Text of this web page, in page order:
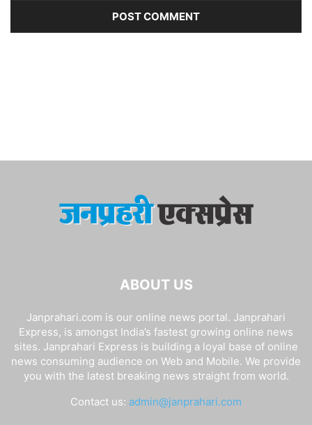
ABOUT US
Janprahari.com is our online news portal. Janprahari
Express, is amongst India’s fastest growing online news
sites. Janprahari Express is building a loyal base of online
news consuming audience on Web and Mobile. We provide
you with the latest breaking news straight from world.
Contact us: admin@janprahari.com